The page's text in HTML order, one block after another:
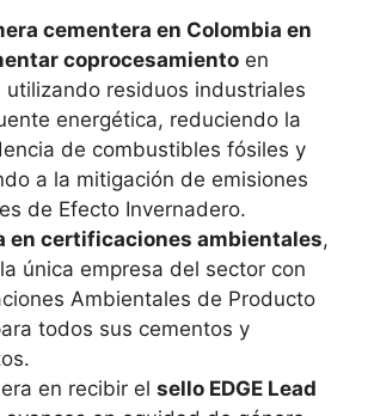
cementera en Colombia en
coprocesamiento en
utilizando residuos industriales
energética, reduciendo la
de combustibles fósiles y
a la mitigación de emisiones
de Efecto Invernadero.
en certificaciones ambientales,
única empresa del sector con
Ambientales de Producto
todos sus cementos y
en recibir el sello EDGE Lead